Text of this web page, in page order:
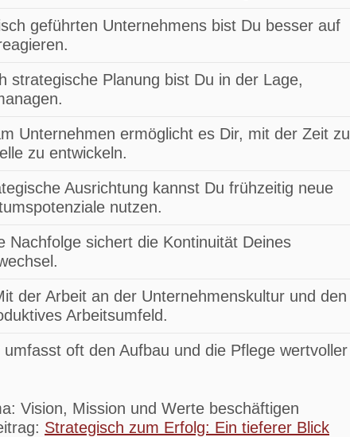
geführten Unternehmens bist Du besser auf
strategische Planung bist Du in der Lage,
Unternehmen ermöglicht es Dir, mit der Zeit zu
zu entwickeln.
Ausrichtung kannst Du frühzeitig neue
nutzen.
Nachfolge sichert die Kontinuität Deines
der Arbeit an der Unternehmenskultur und den
Arbeitsumfeld.
oft den Aufbau und die Pflege wertvoller
Vision, Mission und Werte beschäftigen
Strategisch zum Erfolg: Ein tieferer Blick